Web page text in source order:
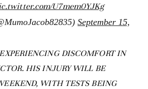
U7mem0YJKg
September 15,
DISCOMFORT IN
HIS INJURY WILL BE
WITH TESTS BEING